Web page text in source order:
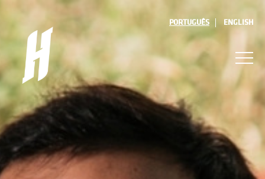
PORTUGUÊS ENGLISH